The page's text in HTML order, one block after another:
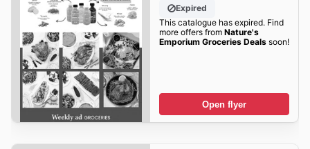
Expired
This catalogue has expired. Find
more offers from Nature's
Emporium Groceries Dealssoon!
Open flyer